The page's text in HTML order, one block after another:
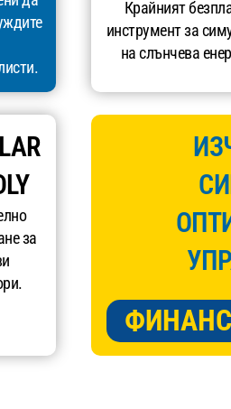
Крайният
инструмент за
на слънчева
за